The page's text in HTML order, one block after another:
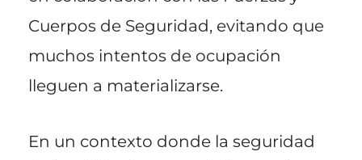
Cuerpos de Seguridad, evitando que
muchos intentos de ocupación
lleguen a materializarse.
En un contexto donde la seguridad